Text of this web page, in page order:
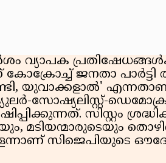
വ്യാപക
ജനതാ പാർട്ടി
യുവാക്കളാൽ' എന്നതാണ്
സോഷ്യലിസ്റ്റ്-
സിസ്റ്റം
മടിയന്മാരുടെയും
സിജെപിയുടെ